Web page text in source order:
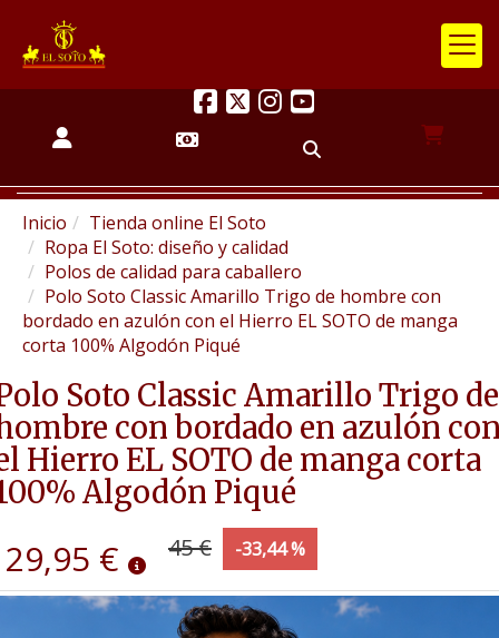
Inicio
Tienda online El Soto
Ropa El Soto: diseño y calidad
Polos de calidad para caballero
Polo Soto Classic Amarillo Trigo de hombre con
bordado en azulón con el Hierro EL SOTO de manga
corta 100% Algodón Piqué
Soto Classic Amarillo Trigo de
con bordado en azulón
Hierro EL SOTO de manga corta
Algodón Piqué
29,95 € 45 € -33,44 %